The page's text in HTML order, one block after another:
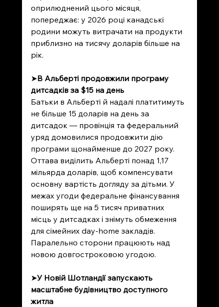
оприлюднений цього місяця,
попереджає: у 2026 році канадські
родини можуть витрачати на продукти
приблизно на тисячу доларів більше на
рік.
➤В Альберті продовжили програму
дитсадків за $15 на день
Батьки в Альберті й надалі платитимуть
не більше 15 доларів на день за
дитсадок — провінція та федеральний
уряд домовилися продовжити дію
програми щонайменше до 2027 року.
Оттава виділить Альберті понад 1,17
мільярда доларів, щоб компенсувати
основну вартість догляду за дітьми. У
межах угоди федеральне фінансування
поширять ще на 5 тисяч приватних
місць у дитсадках і знімуть обмеження
для сімейних day-home закладів.
Паралельно сторони працюють над
новою довгостроковою угодою.
➤У Новій Шотландії запускають
масштабне будівництво доступного
житла